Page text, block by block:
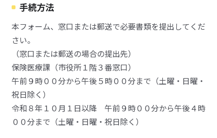
手続方法
本フォーム、窓口または郵送で必要書類を提出してくだ
さい。
（窓口または郵送の場合の提出先）
保険医療課（市役所１階３番窓口）
午前９時００分から午後５時００分まで（土曜・日曜・
祝日除く）
令和８年１０月１日以降 午前９時００分から午後４時
００分まで（土曜・日曜・祝日除く）